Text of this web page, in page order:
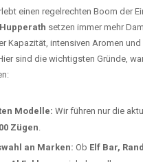
einen regelrechten Boom der
Hupperath setzen immer mehr
Kapazität, intensiven Aromen
sind die wichtigsten Gründe,
Modelle: Wir führen nur die
Zügen.
an Marken: Ob Elf Bar,